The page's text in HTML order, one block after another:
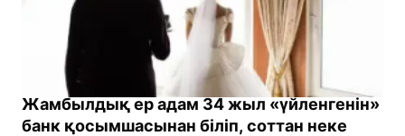
Жамбылдық ер адам 34 жыл «үйленгенін»
банк қосымшасынан біліп, соттан неке